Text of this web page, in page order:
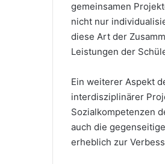
gemeinsamen
nicht nur
diese Art der
Leistungen der
Ein weiterer Aspekt
interdisziplinärer
Sozialkompetenzen
auch die
erheblich zur